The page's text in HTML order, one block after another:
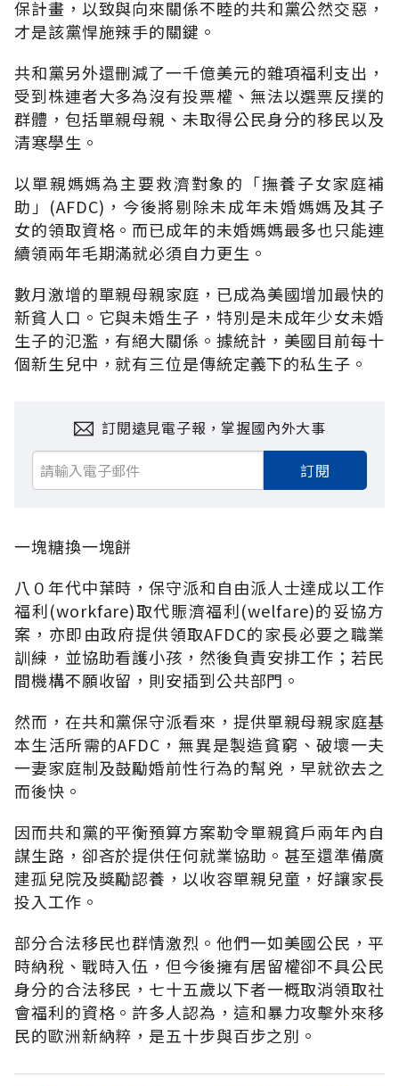
保計畫，以致與向來關係不睦的共和黨公然交惡，
才是該黨悍施辣手的關鍵。
共和黨另外還刪減了一千億美元的雜項福利支出，
受到株連者大多為沒有投票權、無法以選票反撲的
群體，包括單親母親、未取得公民身分的移民以及
清寒學生。
以單親媽媽為主要救濟對象的「撫養子女家庭補
助」(AFDC)，今後將剔除未成年未婚媽媽及其子
女的領取資格。而已成年的未婚媽媽最多也只能連
續領兩年毛期滿就必須自力更生。
數月激增的單親母親家庭，已成為美國增加最快的
新貧人口。它與未婚生子，特別是未成年少女未婚
生子的氾濫，有絕大關係。據統計，美國目前每十
個新生兒中，就有三位是傳統定義下的私生子。
訂閱遠見電子報，掌握國內外大事
訂閱
一塊糖換一塊餅
八０年代中葉時，保守派和自由派人士達成以工作
福利(workfare)取代賑濟福利(welfare)的妥協方
案，亦即由政府提供領取AFDC的家長必要之職業
訓練，並協助看護小孩，然後負責安排工作；若民
間機構不願收留，則安插到公共部門。
然而，在共和黨保守派看來，提供單親母親家庭基
本生活所需的AFDC，無異是製造貧窮、破壞一夫
一妻家庭制及鼓勵婚前性行為的幫兇，早就欲去之
而後快。
因而共和黨的平衡預算方案勒令單親貧戶兩年內自
謀生路，卻吝於提供任何就業協助。甚至還準備廣
建孤兒院及獎勵認養，以收容單親兒童，好讓家長
投入工作。
部分合法移民也群情激烈。他們一如美國公民，平
時納稅、戰時入伍，但今後擁有居留權卻不具公民
身分的合法移民，七十五歲以下者一概取消領取社
會福利的資格。許多人認為，這和暴力攻擊外來移
民的歐洲新納粹，是五十步與百步之別。